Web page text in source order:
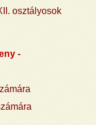
osztályosok
-